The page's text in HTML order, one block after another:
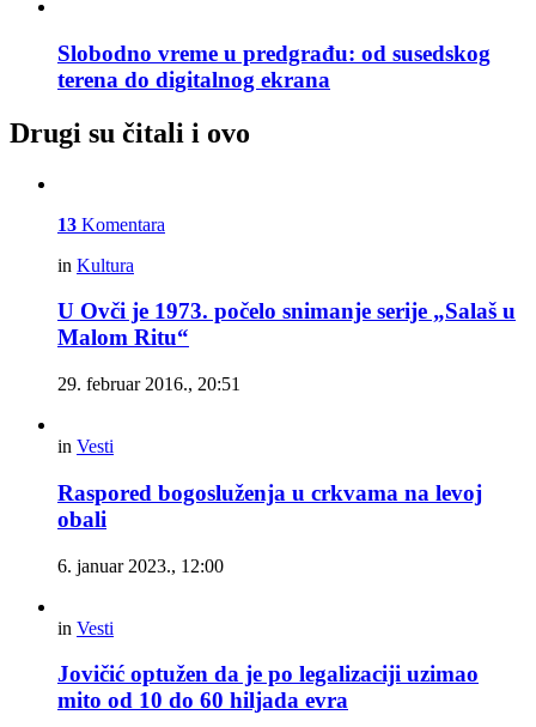
Slobodno vreme u predgrađu: od susedskog
terena do digitalnog ekrana
Drugi su čitali i ovo
13 Komentara
in Kultura
U Ovči je 1973. počelo snimanje serije „Salaš u
Malom Ritu“
29. februar 2016., 20:51
in Vesti
Raspored bogosluženja u crkvama na levoj
obali
6. januar 2023., 12:00
in Vesti
Jovičić optužen da je po legalizaciji uzimao
mito od 10 do 60 hiljada evra